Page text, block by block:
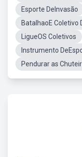
Esporte DeInvasão
BatalhaoE Coletivo
LigueOS Coletivos
Instrumento
Pendurar as